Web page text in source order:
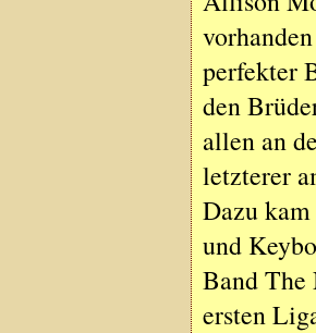
perfekter
den
allen an
letzterer
Dazu
und
Band
ersten